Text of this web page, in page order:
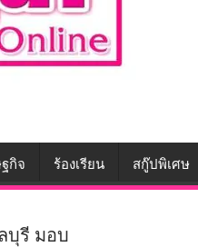
กิจ ร้องเรียน สกู๊ปพิเศษ
บุรี มอบ